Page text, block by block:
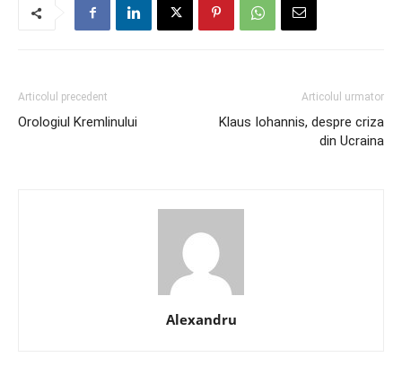
Articolul precedent
Orologiul Kremlinului
Articolul urmator
Klaus Iohannis, despre criza
din Ucraina
Alexandru